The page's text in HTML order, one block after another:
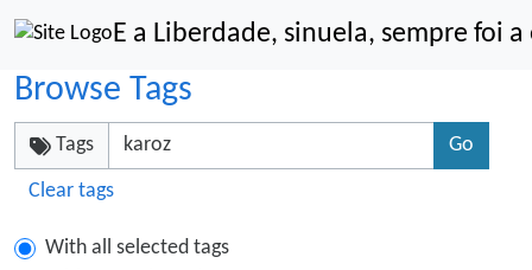
Site identity, navigation, etc.
E a Liberdade, sinuela, sempre foi
Navigation and related functionality
Browse Tags
Tags
Clear tags
With all selected tags